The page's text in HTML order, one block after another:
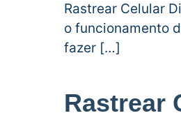
Rastrear Celular
o funcionamento
fazer […]
Rastrear